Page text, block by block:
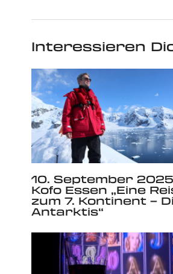
Interessieren
10. September 2025
Kofo Essen „Eine
zum 7. Kontinent –
Antarktis“